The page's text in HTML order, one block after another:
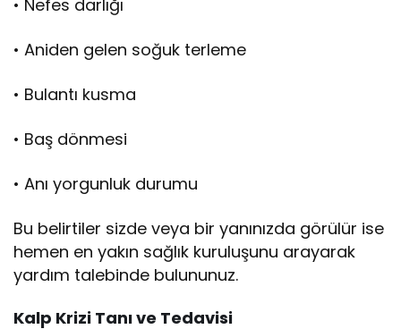
• Nefes darlığı
• Aniden gelen soğuk terleme
• Bulantı kusma
• Baş dönmesi
• Anı yorgunluk durumu
Bu belirtiler sizde veya bir yanınızda görülür ise
hemen en yakın sağlık kuruluşunu arayarak
yardım talebinde bulununuz.
Kalp Krizi Tanıve Tedavisi